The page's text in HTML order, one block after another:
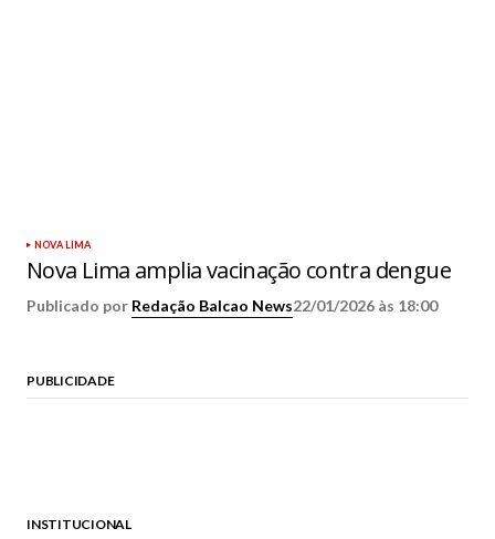
NOVA LIMA
Nova Lima amplia vacinação contra dengue
Publicado por Redação Balcao News22/01/2026 às 18:00
PUBLICIDADE
INSTITUCIONAL